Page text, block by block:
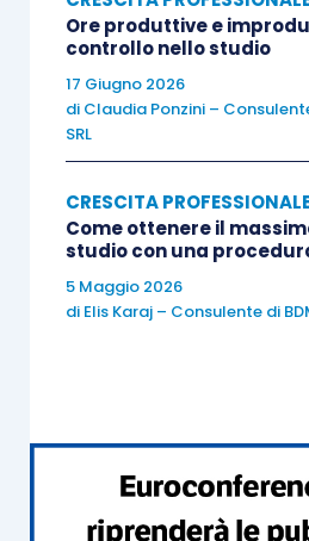
Ore produttive e
controllo nello studio
17 Giugno 2026
di Claudia Ponzini –
SRL
CRESCITA
Come ottenere il
studio con una
5 Maggio 2026
di Elis Karaj – Consulente di